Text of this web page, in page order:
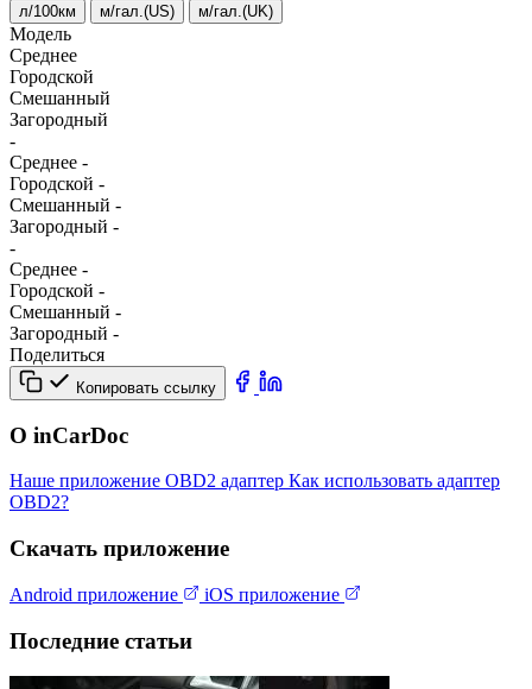
л/100км м/гал.(US) м/гал.(UK)
Модель
Среднее
Городской
Смешанный
Загородный
-
Среднее -
Городской -
Смешанный -
Загородный -
-
Среднее -
Городской -
Смешанный -
Загородный -
Поделиться
Копировать ссылку
О inCarDoc
Наше приложение OBD2 адаптер Как использовать адаптер
OBD2?
Скачать приложение
Android приложение iOS приложение
Последние статьи